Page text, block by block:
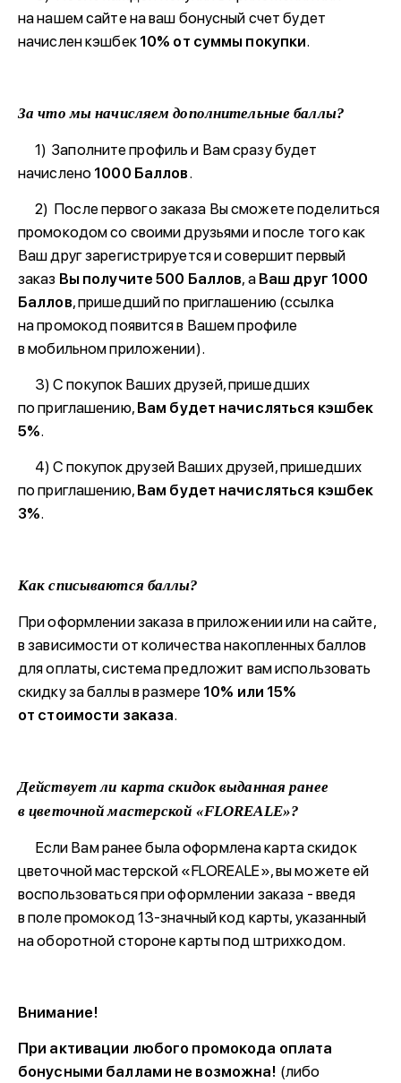
на нашем сайте на ваш бонусный счет будет
начислен кэшбек 10% от суммы покупки.
За что мы начисляем дополнительные баллы?
1) Заполните профиль и Вам сразу будет
начислено 1000 Баллов.
2) После первого заказа Вы сможете поделиться
промокодом со своими друзьями и после того как
Ваш друг зарегистрируется и совершит первый
заказ Вы получите 500 Баллов, а Ваш друг 1000
Баллов, пришедший по приглашению (ссылка
на промокод появится в Вашем профиле
в мобильном приложении).
3) С покупок Ваших друзей, пришедших
по приглашению, Вам будет начисляться кэшбек
5%.
4) С покупок друзей Ваших друзей, пришедших
по приглашению, Вам будет начисляться кэшбек
3%.
Как списываются баллы?
При оформлении заказа в приложении или на сайте,
в зависимости от количества накопленных баллов
для оплаты, система предложит вам использовать
скидку за баллы в размере 10% или 15%
от стоимости заказа.
Действует ли карта скидок выданная ранее
в цветочной мастерской «FLOREALE»?
Если Вам ранее была оформлена карта скидок
цветочной мастерской «FLOREALE», вы можете ей
воспользоваться при оформлении заказа - введя
в поле промокод 13-значный код карты, указанный
на оборотной стороне карты под штрихкодом.
Внимание!
При активации любого промокода оплата
бонусными баллами не возможна! (либо